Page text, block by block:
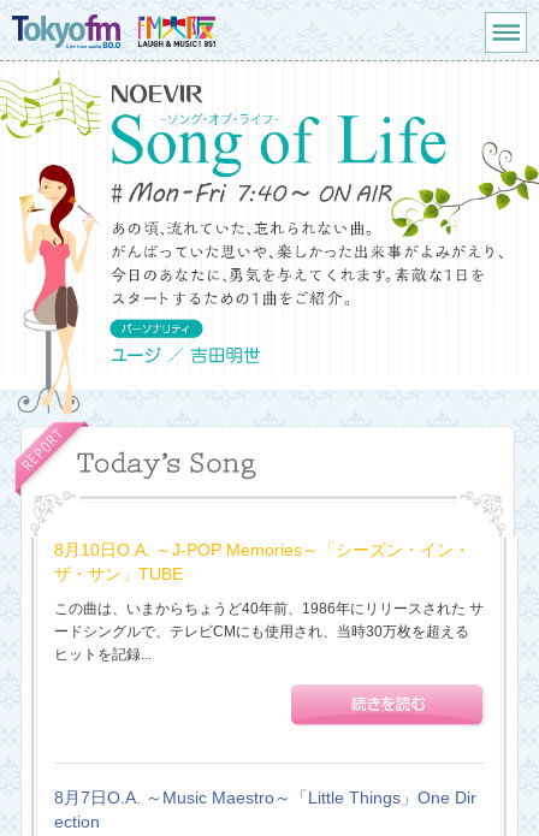
8月10日O.A. ～J-POP Memories～「シーズン・イン・
ザ・サン」TUBE
この曲は、いまからちょうど40年前、1986年にリリースされた サ
ードシングルで、テレビCMにも使用され、当時30万枚を超える
ヒットを記録...
8月7日O.A. ～Music Maestro～「Little Things」One Dir
ection